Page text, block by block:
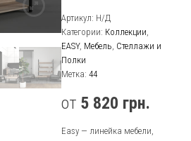
Артикул: Н/Д
Категории: Коллекции,
EASY, Мебель, Стеллажи и
Полки
Метка: 44
от 5 820 грн.
Easy — линейка мебели,